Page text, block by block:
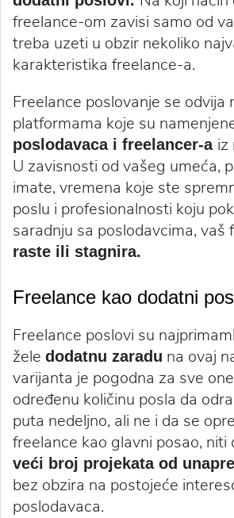
freelance-om zavisi samo od
treba uzeti u obzir nekoliko
karakteristika freelance-a.
Freelance poslovanje se odvija
platformama koje su
poslodavaca i freelancer-a iz
U zavisnosti od vašeg umeća,
imate, vremena koje ste
poslu i profesionalnosti koju
saradnju sa poslodavcima, vaš
raste ili stagnira.
Freelance kao dodatni
Freelance poslovi su
žele dodatnu zaradu na ovaj
varijanta je pogodna za sve
određenu količinu posla da
puta nedeljno, ali ne i da se
freelance kao glavni posao, niti
veći broj projekata od
bez obzira na postojeće
poslodavaca.